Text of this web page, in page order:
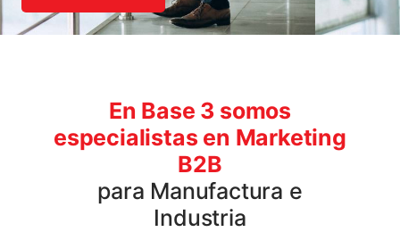
En Base 3 somos
especialistas en Marketing
B2B
para Manufactura e
Industria